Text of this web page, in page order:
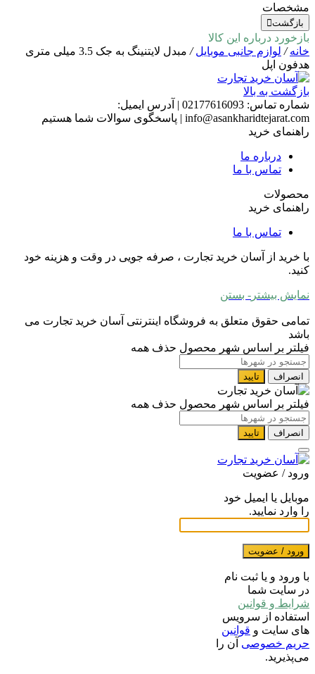
مشخصات
بازگشت
بازخورد درباره این کالا
خانه/ لوازم جانبی موبایل/
مبدل لایتنینگ به جک 3.5 میلی متری
هدفون اپل
بازگشت به بالا
شماره تماس: 02177616093
| آدرس ایمیل:
info@asankharidtejarat.com
| پاسخگوی سوالات شما هستیم
راهنمای خرید
درباره ما
تماس با ما
محصولات
راهنمای خرید
تماس با ما
با خرید از آسان خرید تجارت ، صرفه جویی در وقت و هزینه خود
کنید.
نمایش بیشتر - بستن
تمامی حقوق متعلق به فروشگاه اینترنتی آسان خرید تجارت می
باشد
فیلتر بر اساس شهر محصول حذف همه
انصراف تایید
فیلتر بر اساس شهر محصول حذف همه
انصراف تایید
ورود / عضویت
موبایل یا ایمیل خود
را وارد نمایید.
ورود / عضویت
با ورود و یا ثبت نام
در سایت شما
شرایط و قوانین
استفاده از سرویس
های سایت و قوانین
حریم خصوصی آن را
می‌پذیرید.